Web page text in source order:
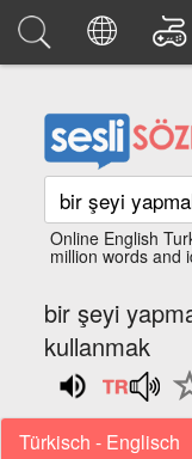
Online English
million words and
bir şeyi
kullanmak
Türkisch - Englisch